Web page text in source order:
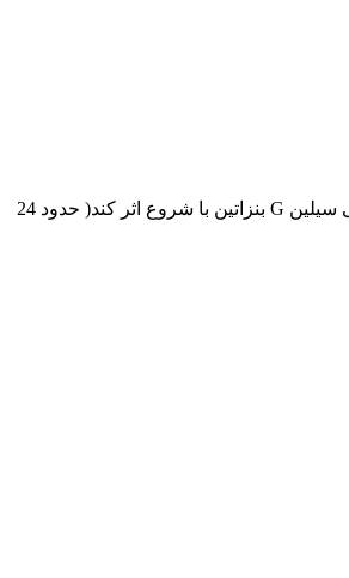
این فراورده حاوی سه مشتق پنی سیلین می باشد: پنی سیلین G پتاسیم با شروع اثر نسبتاً سریع، پنی سیلین G پروکائین با شروع اثرمتوسط ( حدود 24 ساعت ) و پنی سیلین G بنزاتین با شروع اثر کند( حدود 24